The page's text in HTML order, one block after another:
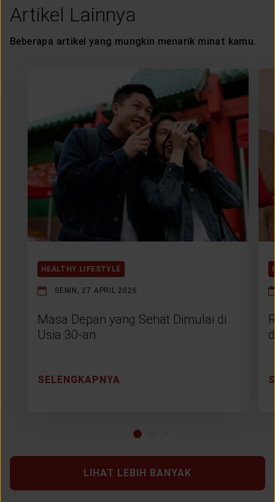
Artikel Lainnya
Beberapa artikel yang mungkin menarik minat kamu.
HEALTHY LIFESTYLE
SENIN, 27 APRIL 2026
Masa Depan yang Sehat Dimulai di
Usia 30-an
SELENGKAPNYA
LIHAT LEBIH BANYAK